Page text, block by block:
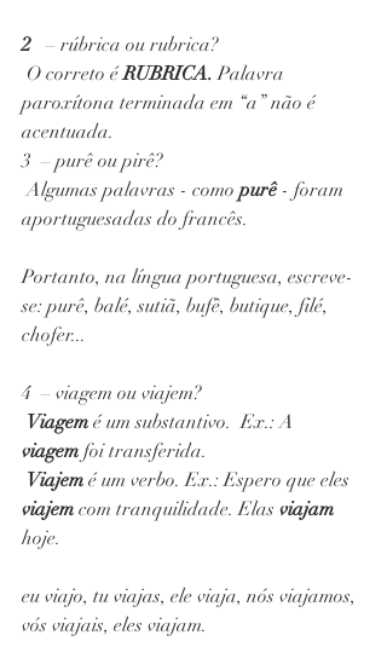
2 – rúbrica ou rubrica?
O correto é RUBRICA. Palavra
paroxítona terminada em “a” não é
acentuada.
3  – purê ou pirê?
Algumas palavras - como purê - foram
aportuguesadas do francês.
Portanto, na língua portuguesa, escreve-
se: purê, balé, sutiã, bufê, butique, filé,
chofer...
4  – viagem ou viajem?
Viagem é um substantivo.  Ex.: A
viagem foi transferida.
Viajem é um verbo. Ex.: Espero que eles
viajem com tranquilidade. Elas viajam
hoje.
eu viajo, tu viajas, ele viaja, nós viajamos,
vós viajais, eles viajam.